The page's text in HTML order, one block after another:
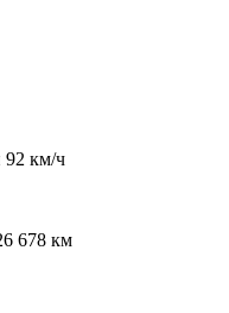
92 км/ч
678 км